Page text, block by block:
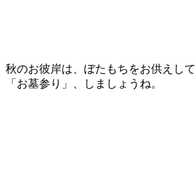
秋のお彼岸は、ぼたもちをお供えして
「お墓参り」、しましょうね。